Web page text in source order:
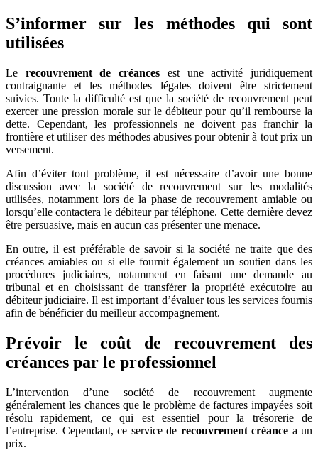
S’informer sur les méthodes qui sont
utilisées
Le recouvrement de créances est une activité juridiquement
contraignante et les méthodes légales doivent être strictement
suivies. Toute la difficulté est que la société de recouvrement peut
exercer une pression morale sur le débiteur pour qu’il rembourse la
dette. Cependant, les professionnels ne doivent pas franchir la
frontière et utiliser des méthodes abusives pour obtenir à tout prix un
versement.
Afin d’éviter tout problème, il est nécessaire d’avoir une bonne
discussion avec la société de recouvrement sur les modalités
utilisées, notamment lors de la phase de recouvrement amiable ou
lorsqu’elle contactera le débiteur par téléphone. Cette dernière devez
être persuasive, mais en aucun cas présenter une menace.
En outre, il est préférable de savoir si la société ne traite que des
créances amiables ou si elle fournit également un soutien dans les
procédures judiciaires, notamment en faisant une demande au
tribunal et en choisissant de transférer la propriété exécutoire au
débiteur judiciaire. Il est important d’évaluer tous les services fournis
afin de bénéficier du meilleur accompagnement.
Prévoir le coût de recouvrement des
créances par le professionnel
L’intervention d’une société de recouvrement augmente
généralement les chances que le problème de factures impayées soit
résolu rapidement, ce qui est essentiel pour la trésorerie de
l’entreprise. Cependant, ce service de recouvrement créance a un
prix.